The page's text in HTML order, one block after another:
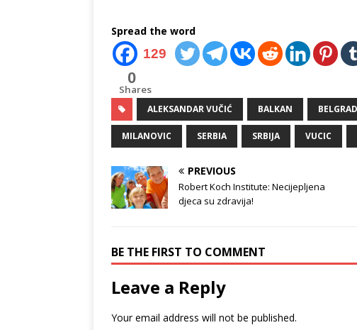
Spread the word
129
0
Shares
ALEKSANDAR VUČIĆ BALKAN
MILANOVIC SERBIA SRBIJA VUCIC
PREVIOUS
Robert Koch Institute: Necijepljena
djeca su zdravija!
BE THE FIRST TO COMMENT
Leave a Reply
Your email address will not be published.